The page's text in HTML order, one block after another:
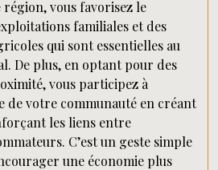
vous favorisez le
familiales et des
qui sont essentielles au
De plus, en optant pour des
vous participez à
de votre communauté en créant
les liens entre
C’est un geste simple
une économie plus